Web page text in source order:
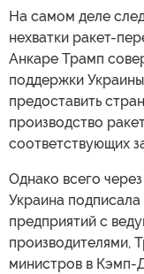
На самом деле
нехватки ракет-
Анкаре Трамп
поддержки
предоставить
производство
соответствующих
Однако всего
Украина
предприятий с
производителями,
министров в Кэмп-